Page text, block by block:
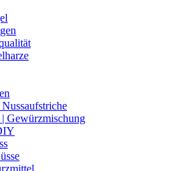
Gewürzmischung